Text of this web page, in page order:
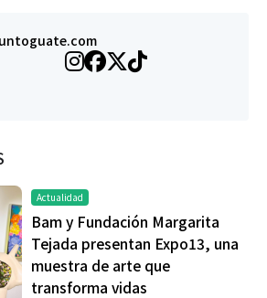
Actualidad
Bam y Fundación Margarita
Tejada presentan Expo13, una
muestra de arte que
transforma vidas